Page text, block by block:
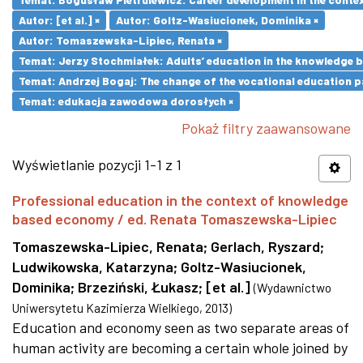
Autor: [et al.] ×
Autor: Goltz-Wasiucionek, Dominika ×
Autor: Tomaszewska-Lipiec, Renata ×
Temat: Jerzy Stochmiałek: Adults’ education in the knowledge
Temat: Andrzej Bogaj: The change of the vocational education
Temat: edukacja zawodowa dorosłych ×
Pokaż filtry zaawansowane
Wyświetlanie pozycji 1-1 z 1
Professional education in the context of knowledge
based economy / ed. Renata Tomaszewska-Lipiec
Tomaszewska-Lipiec, Renata; Gerlach, Ryszard;
Ludwikowska, Katarzyna; Goltz-Wasiucionek,
Dominika; Brzeziński, Łukasz; [et al.] (Wydawnictwo
Uniwersytetu Kazimierza Wielkiego, 2013)
Education and economy seen as two separate areas of
human activity are becoming a certain whole joined by